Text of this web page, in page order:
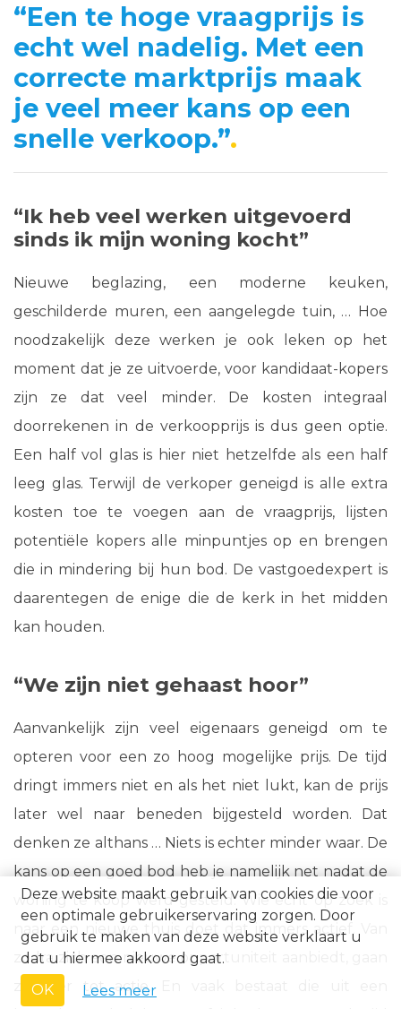
“Een te hoge vraagprijs is
echt wel nadelig. Met een
correcte marktprijs maak
je veel meer kans op een
snelle verkoop.”
“Ik heb veel werken uitgevoerd
sinds ik mijn woning kocht”
Nieuwe beglazing, een moderne keuken,
geschilderde muren, een aangelegde tuin, … Hoe
noodzakelijk deze werken je ook leken op het
moment dat je ze uitvoerde, voor kandidaat-kopers
zijn ze dat veel minder. De kosten integraal
doorrekenen in de verkoopprijs is dus geen optie.
Een half vol glas is hier niet hetzelfde als een half
leeg glas. Terwijl de verkoper geneigd is alle extra
kosten toe te voegen aan de vraagprijs, lijsten
potentiële kopers alle minpuntjes op en brengen
die in mindering bij hun bod. De vastgoedexpert is
daarentegen de enige die de kerk in het midden
kan houden.
“We zijn niet gehaast hoor”
Aanvankelijk zijn veel eigenaars geneigd om te
opteren voor een zo hoog mogelijke prijs. De tijd
dringt immers niet en als het niet lukt, kan de prijs
later wel naar beneden bijgesteld worden. Dat
denken ze althans … Niets is echter minder waar. De
kans op een goed bod heb je namelijk net nadat de
woning te koop werd gesteld. Wie echt op zoek is
naar een nieuwe thuis doet dat immers actief. Van
zodra zich een nieuwe opportuniteit aanbiedt, gaan
ze over tot actie. En vaak bestaat die uit een
Deze website maakt gebruik van cookies die voor
een optimale gebruikerservaring zorgen. Door
gebruik te maken van deze website verklaart u
dat u hiermee akkoord gaat.
OK
Lees meer